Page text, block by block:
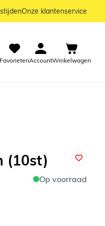
Onze klantenservice
FavorietenAccountWinkelwagen
(10st)
Op voorraad